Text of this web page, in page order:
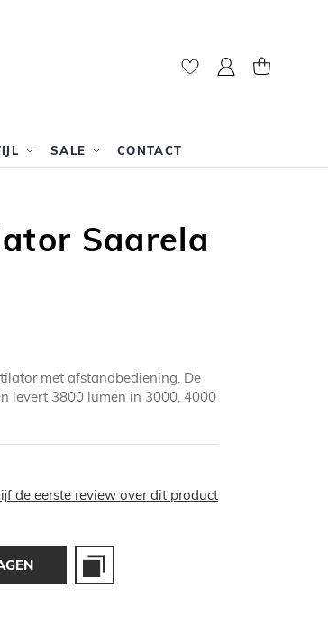
Mijn account
SALE CONTACT
Saarela
met afstandbediening. De
levert 3800 lumen in 3000, 4000
de eerste review over dit product